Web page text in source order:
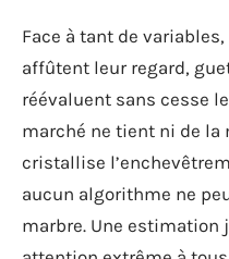
Face à tant de
affûtent leur regard,
réévaluent sans cesse
marché ne tient ni de la
cristallise
aucun algorithme ne
marbre. Une estimation